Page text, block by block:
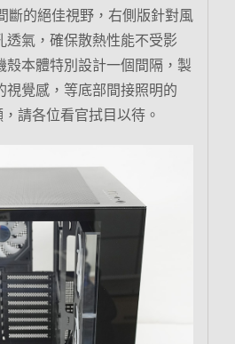
斷的絕佳視野，右側版針對風
透氣，確保散熱性能不受影
殼本體特別設計一個間隔，製
視覺感，等底部間接照明的
請各位看官拭目以待。